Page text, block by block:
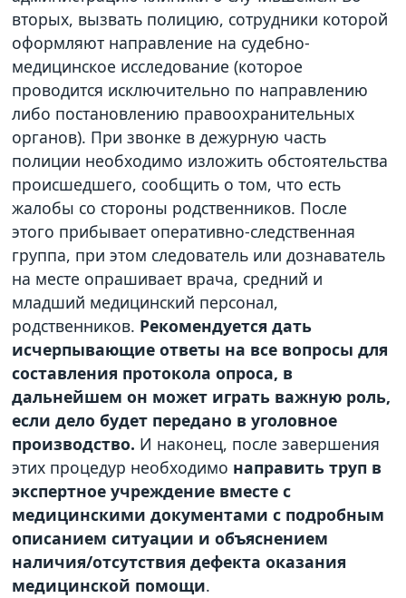
вторых, вызвать полицию, сотрудники которой
оформляют направление на судебно-
медицинское исследование (которое
проводится исключительно по направлению
либо постановлению правоохранительных
органов). При звонке в дежурную часть
полиции необходимо изложить обстоятельства
происшедшего, сообщить о том, что есть
жалобы со стороны родственников. После
этого прибывает оперативно-следственная
группа, при этом следователь или дознаватель
на месте опрашивает врача, средний и
младший медицинский персонал,
родственников. Рекомендуется дать
исчерпывающие ответы на все вопросы для
составления протокола опроса, в
дальнейшем он может играть важную роль,
если дело будет передано в уголовное
производство. И наконец, после завершения
этих процедур необходимо направить труп в
экспертное учреждение вместе с
медицинскими документами с подробным
описанием ситуации и объяснением
наличия/отсутствия дефекта оказания
медицинской помощи.